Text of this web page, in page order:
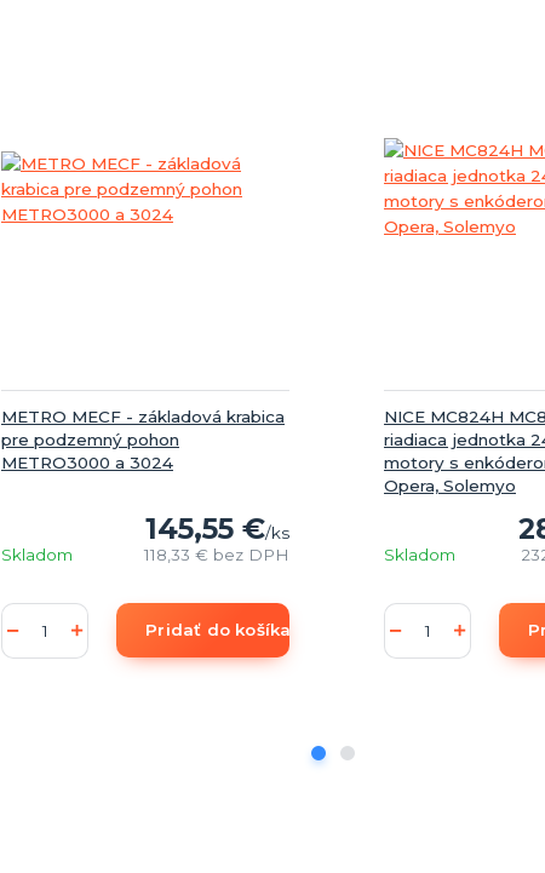
METRO MECF - základová krabica
pre podzemný pohon
METRO3000 a 3024
145,55 €/ks
118,33 € bez DPH
Skladom
Pridať do košíka
NICE MC824H
riadiaca jednotka
motory s
Opera, Solemyo
Skladom